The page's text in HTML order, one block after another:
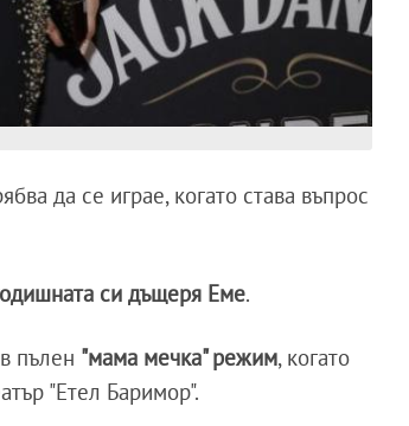
да се играе, когато става въпрос
си дъщеря Еме.
пълен "мама мечка" режим, когато
"Етел Баримор".